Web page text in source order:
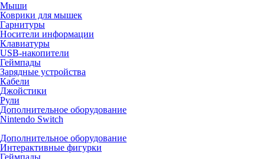
Мыши
Коврики для мышек
Гарнитуры
Носители информации
Клавиатуры
USB-накопители
Геймпады
Зарядные устройства
Кабели
Джойстики
Рули
Дополнительное оборудование
Nintendo Switch
Дополнительное оборудование
Интерактивные фигурки
Геймпады